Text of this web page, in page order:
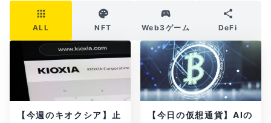
ALL NFT Web3ゲーム DeFi
【今週のキオクシア】止
【今日の仮想通貨】AIの